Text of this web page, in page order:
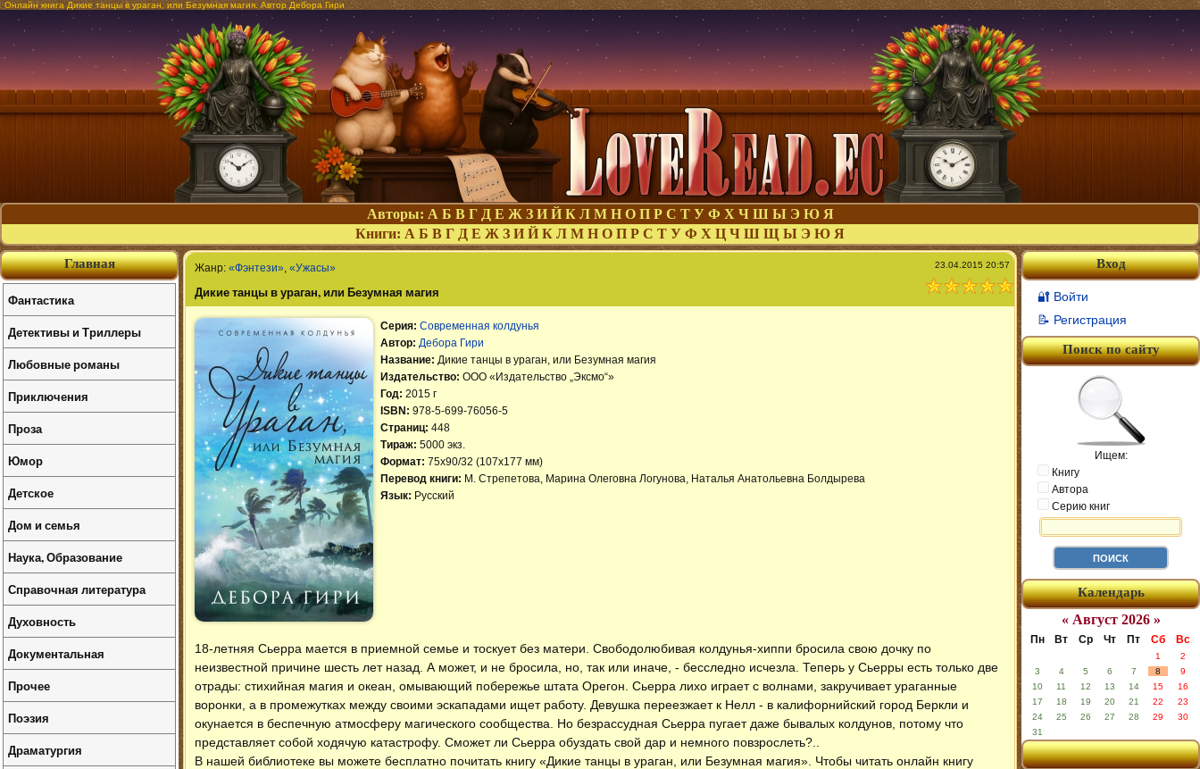
Онлайн книга Дикие танцы в ураган, или Безумная магия. Автор Дебора Гири
Авторы: А Б В Г Д Е Ж З И Й К Л М Н О П Р С Т У Ф Х Ч Ш Ы Э Ю Я
Книги: А Б В Г Д Е Ж З И Й К Л М Н О П Р С Т У Ф Х Ц Ч Ш Щ Ы Э Ю Я
Жанр: «Фэнтези», «Ужасы»
Дикие танцы в ураган, или Безумная магия
23.04.2015 20:57
Серия: Современная колдунья
Автор: Дебора Гири
Название: Дикие танцы в ураган, или Безумная магия
Издательство: ООО «Издательство „Эксмо“»
Год: 2015 г
ISBN: 978-5-699-76056-5
Страниц: 448
Тираж: 5000 экз.
Формат: 75x90/32 (107х177 мм)
Перевод книги: М. Стрепетова, Марина Олеговна Логунова, Наталья Анатольевна Болдырева
Язык: Русский
18-летняя Сьерра мается в приемной семье и тоскует без матери. Свободолюбивая колдунья-хиппи бросила свою дочку по
неизвестной причине шесть лет назад. А может, и не бросила, но, так или иначе, - бесследно исчезла. Теперь у Сьерры есть только две
отрады: стихийная магия и океан, омывающий побережье штата Орегон. Сьерра лихо играет с волнами, закручивает ураганные
воронки, а в промежутках между своими эскападами ищет работу. Девушка переезжает к Нелл - в калифорнийский город Беркли и
окунается в беспечную атмосферу магического сообщества. Но безрассудная Сьерра пугает даже бывалых колдунов, потому что
представляет собой ходячую катастрофу. Сможет ли Сьерра обуздать свой дар и немного повзрослеть?..
В нашей библиотеке вы можете бесплатно почитать книгу «Дикие танцы в ураган, или Безумная магия» . Чтобы читать онлайн книгу
Вход
🔐 Войти
📝 Регистрация
Поиск по сайту
Ищем:
Книгу
Автора
Серию книг
Календарь
« Август 2026 »
Пн Вт Ср Чт Пт Сб Вс
1
2
3
4 5 6 7 8
9
10
11 12 13 14 15
16
17
18 19 20 21 22
23
24
25 26 27 28 29
30
31
Главная
Фантастика
Детективы и Триллеры
Любовные романы
Приключения
Проза
Юмор
Детское
Дом и семья
Наука, Образование
Справочная литература
Духовность
Документальная
Прочее
Поэзия
Драматургия